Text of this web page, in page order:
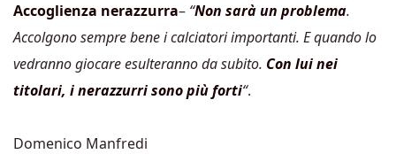
Accoglienza nerazzurra– “Non sarà un problema.
Accolgono sempre bene i calciatori importanti. E quando lo
vedranno giocare esulteranno da subito. Con lui nei
titolari, i nerazzurri sono più forti“.
Domenico Manfredi